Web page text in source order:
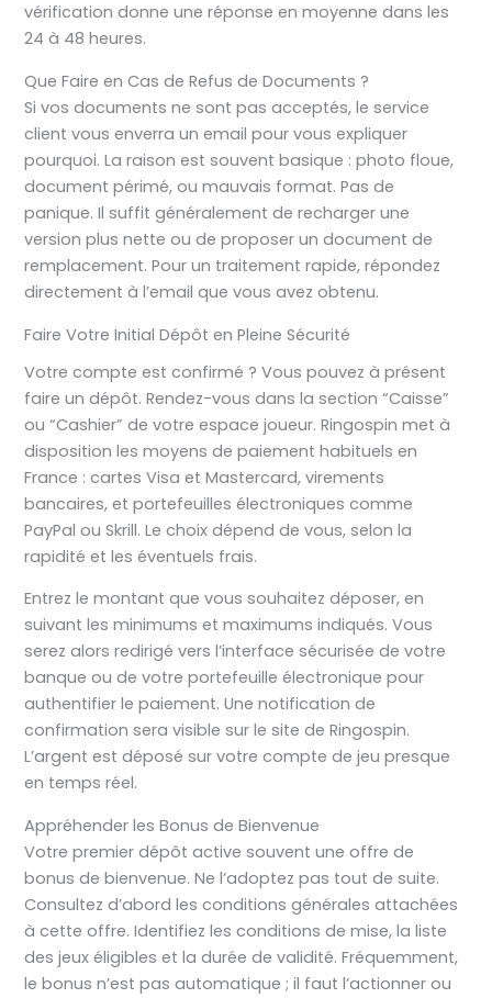
vérification donne une réponse en moyenne dans les
24 à 48 heures.
Que Faire en Cas de Refus de Documents ?
Si vos documents ne sont pas acceptés, le service
client vous enverra un email pour vous expliquer
pourquoi. La raison est souvent basique : photo floue,
document périmé, ou mauvais format. Pas de
panique. Il suffit généralement de recharger une
version plus nette ou de proposer un document de
remplacement. Pour un traitement rapide, répondez
directement à l’email que vous avez obtenu.
Faire Votre Initial Dépôt en Pleine Sécurité
Votre compte est confirmé ? Vous pouvez à présent
faire un dépôt. Rendez-vous dans la section “Caisse”
ou “Cashier” de votre espace joueur. Ringospin met à
disposition les moyens de paiement habituels en
France : cartes Visa et Mastercard, virements
bancaires, et portefeuilles électroniques comme
PayPal ou Skrill. Le choix dépend de vous, selon la
rapidité et les éventuels frais.
Entrez le montant que vous souhaitez déposer, en
suivant les minimums et maximums indiqués. Vous
serez alors redirigé vers l’interface sécurisée de votre
banque ou de votre portefeuille électronique pour
authentifier le paiement. Une notification de
confirmation sera visible sur le site de Ringospin.
L’argent est déposé sur votre compte de jeu presque
en temps réel.
Appréhender les Bonus de Bienvenue
Votre premier dépôt active souvent une offre de
bonus de bienvenue. Ne l’adoptez pas tout de suite.
Consultez d’abord les conditions générales attachées
à cette offre. Identifiez les conditions de mise, la liste
des jeux éligibles et la durée de validité. Fréquemment,
le bonus n’est pas automatique ; il faut l’actionner ou